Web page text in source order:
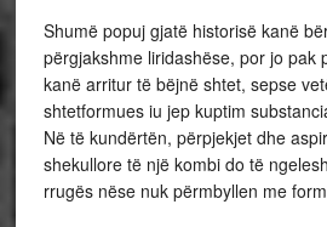
Shumë popuj gjatë historisë kanë
përgjakshme liridashëse, por jo pak
kanë arritur të bëjnë shtet, sepse
shtetformues iu jep kuptim
Në të kundërtën, përpjekjet dhe
shekullore të një kombi do të
rrugës nëse nuk përmbyllen me